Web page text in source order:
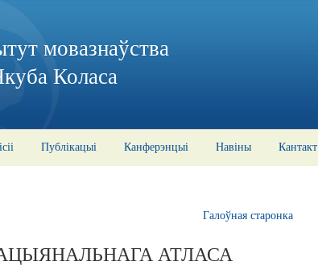
мовазнаўства
Коласа
Публікацыі Канферэнцыі Навіны Кантакт
Галоўная старонка
АТЛАСА